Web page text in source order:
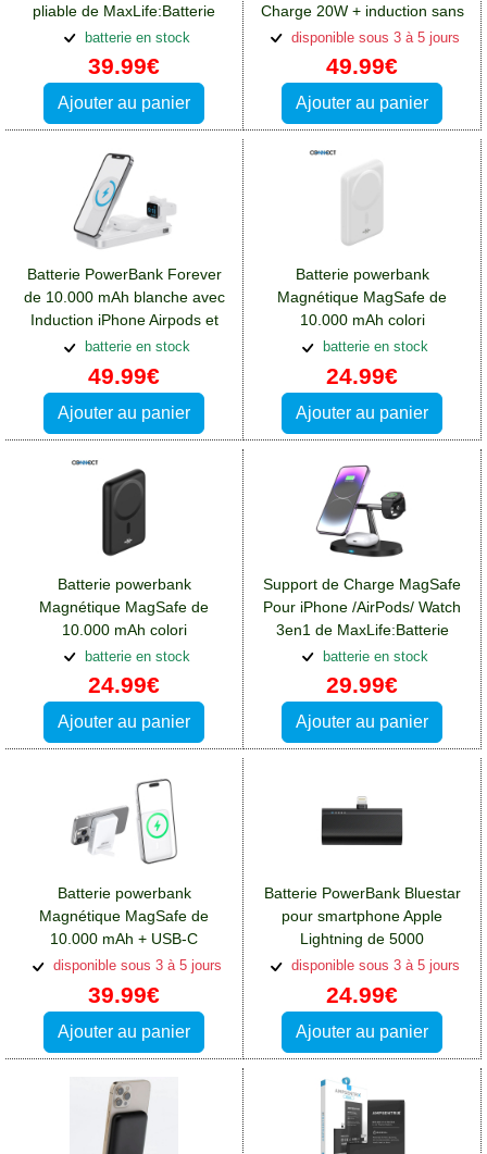
pliable de MaxLife:Batterie
Apple iPhone 13 Pro Max
batterie en stock
39.99€
Ajouter au panier
Charge 20W + induction sans
fil:Batterie Apple iPhone 13
Pro Max
disponible sous 3 à 5 jours
49.99€
Ajouter au panier
Batterie PowerBank Forever
de 10.000 mAh blanche avec
Induction iPhone Airpods et
Watch
batterie en stock
49.99€
Ajouter au panier
Batterie powerbank
Magnétique MagSafe de
10.000 mAh colori
Blanc:Batterie Apple iPhone
13 Pro Max
batterie en stock
24.99€
Ajouter au panier
Batterie powerbank
Magnétique MagSafe de
10.000 mAh colori
noir:Batterie Apple iPhone 13
Pro Max
batterie en stock
24.99€
Ajouter au panier
Support de Charge MagSafe
Pour iPhone /AirPods/ Watch
3en1 de MaxLife:Batterie
Apple iPhone 13 Pro Max
batterie en stock
29.99€
Ajouter au panier
Batterie powerbank
Magnétique MagSafe de
10.000 mAh + USB-C
20W:Batterie Apple iPhone 13
Pro Max
disponible sous 3 à 5 jours
39.99€
Ajouter au panier
Batterie PowerBank Bluestar
pour smartphone Apple
Lightning de 5000
mAh:Batterie Apple iPhone 13
Pro Max
disponible sous 3 à 5 jours
24.99€
Ajouter au panier